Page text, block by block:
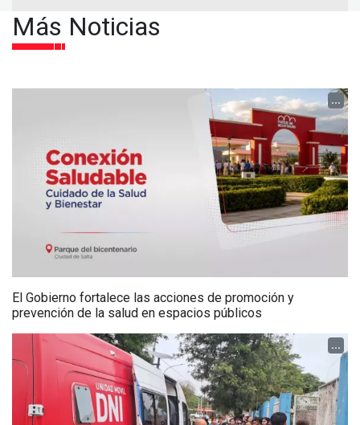
Más Noticias
...
El Gobierno fortalece las acciones de promoción y
prevención de la salud en espacios públicos
...